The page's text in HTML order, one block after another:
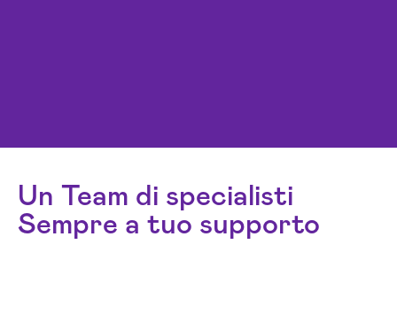
Un Team di specialisti
Sempre a tuo supporto